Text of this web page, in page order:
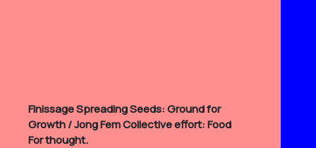
Finissage Spreading Seeds: Ground for
Growth / Jong Fem Collective effort: Food
For thought.